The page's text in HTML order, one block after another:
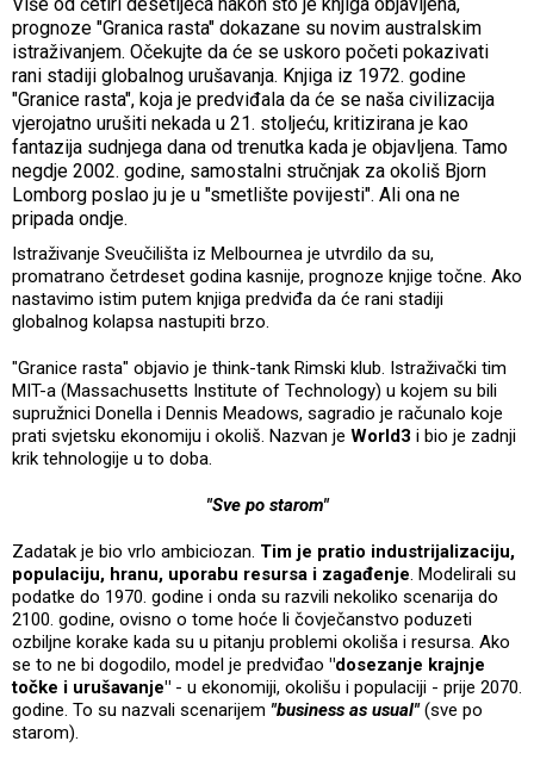
prognoze "Granica rasta" dokazane su novim australskim
istraživanjem. Očekujte da će se uskoro početi pokazivati
rani stadiji globalnog urušavanja. Knjiga iz 1972. godine
"Granice rasta", koja je predviđala da će se naša civilizacija
vjerojatno urušiti nekada u 21. stoljeću, kritizirana je kao
fantazija sudnjega dana od trenutka kada je objavljena. Tamo
negdje 2002. godine, samostalni stručnjak za okoliš Bjorn
Lomborg poslao ju je u "smetlište povijesti". Ali ona ne
pripada ondje.
Istraživanje Sveučilišta iz Melbournea je utvrdilo da su,
promatrano četrdeset godina kasnije, prognoze knjige točne. Ako
nastavimo istim putem knjiga predviđa da će rani stadiji
globalnog kolapsa nastupiti brzo.
"Granice rasta" objavio je think-tank Rimski klub. Istraživački tim
MIT-a (Massachusetts Institute of Technology) u kojem su bili
supružnici Donella i Dennis Meadows, sagradio je računalo koje
prati svjetsku ekonomiju i okoliš. Nazvan je World3 i bio je zadnji
krik tehnologije u to doba.
"Sve po starom"
Zadatak je bio vrlo ambiciozan. Tim je pratio industrijalizaciju,
populaciju, hranu, uporabu resursa i zagađenje. Modelirali su
podatke do 1970. godine i onda su razvili nekoliko scenarija do
2100. godine, ovisno o tome hoće li čovječanstvo poduzeti
ozbiljne korake kada su u pitanju problemi okoliša i resursa. Ako
se to ne bi dogodilo, model je predviđao "dosezanje krajnje
točke i urušavanje" - u ekonomiji, okolišu i populaciji - prije 2070.
godine. To su nazvali scenarijem "business as usual"(sve po
starom).